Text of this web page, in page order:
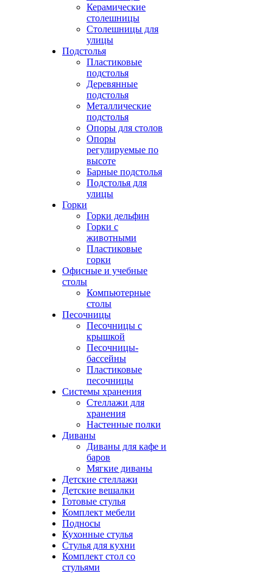
Керамические
столешницы
Столешницы для
улицы
Подстолья
Пластиковые
подстолья
Деревянные
подстолья
Металлические
подстолья
Опоры для столов
Опоры
регулируемые по
высоте
Барные подстолья
Подстолья для
улицы
Горки
Горки дельфин
Горки с
животными
Пластиковые
горки
Офисные и учебные
столы
Компьютерные
столы
Песочницы
Песочницы с
крышкой
Песочницы-
бассейны
Пластиковые
песочницы
Системы хранения
Стеллажи для
хранения
Настенные полки
Диваны
Диваны для кафе и
баров
Мягкие диваны
Детские стеллажи
Детские вешалки
Готовые стулья
Комплект мебели
Подносы
Кухонные стулья
Стулья для кухни
Комплект стол со
стульями